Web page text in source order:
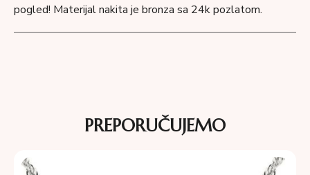
pogled! Materijal nakita je bronza sa 24k pozlatom.
PREPORUČUJEMO